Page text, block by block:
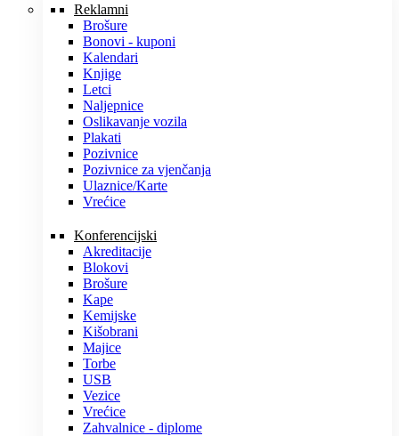
Reklamni
Brošure
Bonovi - kuponi
Kalendari
Knjige
Letci
Naljepnice
Oslikavanje vozila
Plakati
Pozivnice
Pozivnice za vjenčanja
Ulaznice/Karte
Vrećice
Konferencijski
Akreditacije
Blokovi
Brošure
Kape
Kemijske
Kišobrani
Majice
Torbe
USB
Vezice
Vrećice
Zahvalnice - diplome